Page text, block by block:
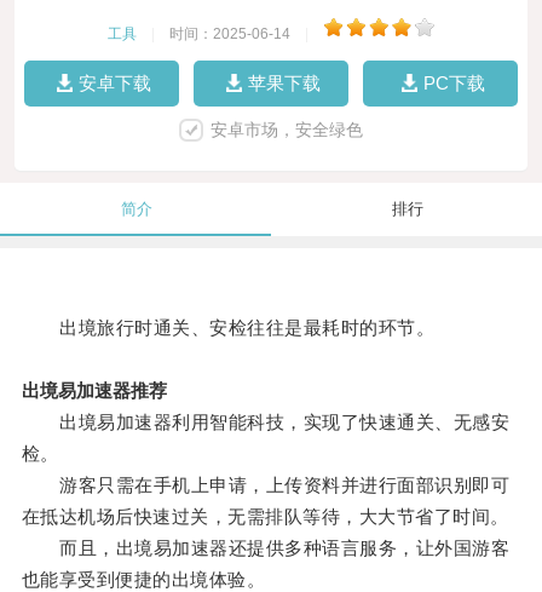
工具 时间：2025-06-14
安卓下载 苹果下载 PC下载
安卓市场，安全绿色
简介 排行
出境旅行时通关、安检往往是最耗时的环节。
出境易加速器推荐
出境易加速器利用智能科技，实现了快速通关、无感安
检。
游客只需在手机上申请，上传资料并进行面部识别即可
在抵达机场后快速过关，无需排队等待，大大节省了时间。
而且，出境易加速器还提供多种语言服务，让外国游客
也能享受到便捷的出境体验。